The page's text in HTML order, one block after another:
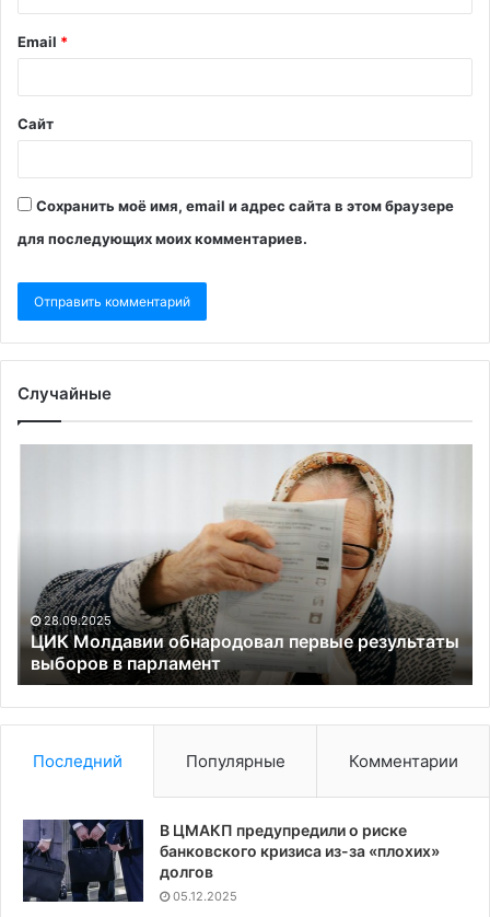
Email *
Сайт
Сохранить моё имя, email и адрес сайта в этом браузере
для последующих моих комментариев.
Случайные
выборов
парламент
28.09.2025
ЦИК Молдавии обнародовал первые результаты
выборов в парламент
Последний Популярные Комментарии
В ЦМАКП предупредили о риске
банковского кризиса из-за «плохих»
долгов
05.12.2025